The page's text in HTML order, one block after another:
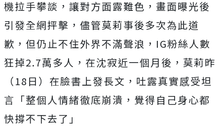
機拉手攀談，讓對方面露難色，畫面曝光後
引發全網抨擊，儘管莫莉事後多次為此道
歉，但仍止不住外界不滿聲浪，IG粉絲人數
狂掉2.7萬多人，在沈寂近一個月後，莫莉昨
（18日）在臉書上發長文，吐露真實感受坦
言「整個人情緒徹底崩潰，覺得自己身心都
快撐不下去了」